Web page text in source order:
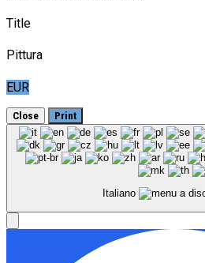
Title
Pittura
EUR
Close Print
Italiano